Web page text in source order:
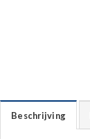
Beschrijving